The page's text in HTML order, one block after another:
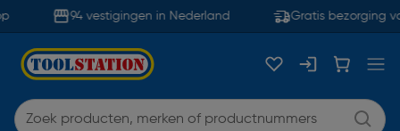
94 vestigingen in Nederland Gratis bezorging